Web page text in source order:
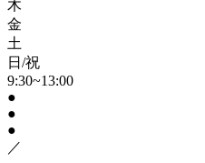
木
金
土
日/祝
9:30~13:00
●
●
●
／